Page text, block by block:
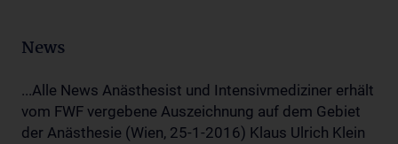
News
...Alle News Anästhesist und Intensivmediziner erhält
vom FWF vergebene Auszeichnung auf dem Gebiet
der Anästhesie (Wien, 25-1-2016) Klaus Ulrich Klein